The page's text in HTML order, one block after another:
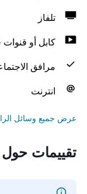
تلفاز
كابل أو قنوات
مرافق
انترنت
عرض جميع وسائل الراحة
تقييمات